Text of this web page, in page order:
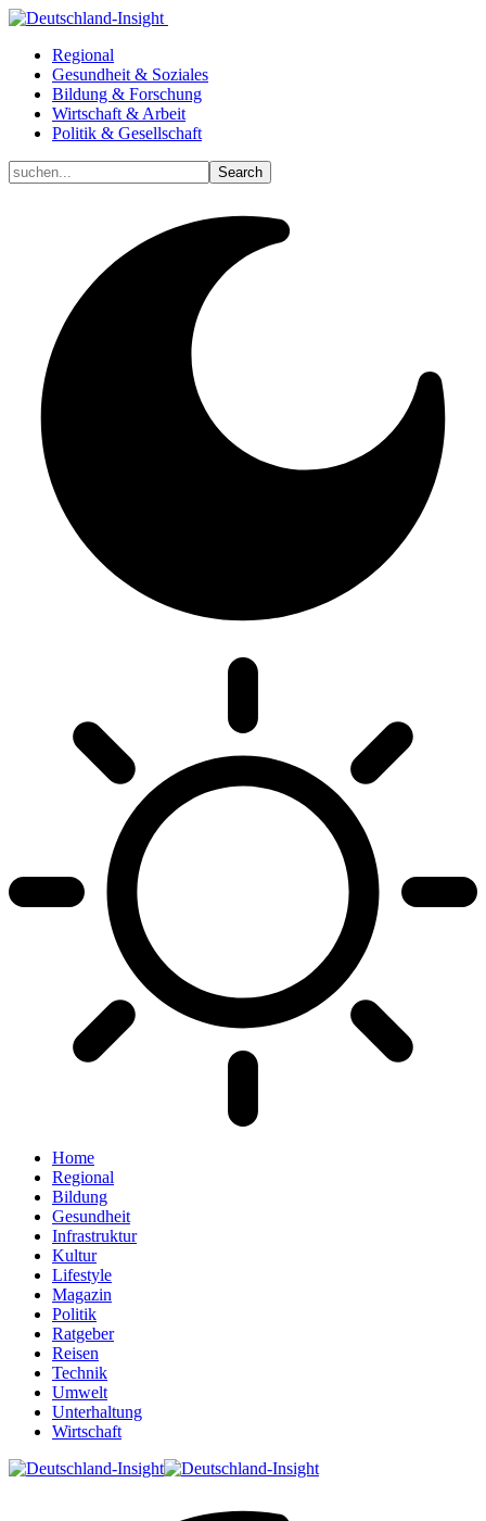
Regional
Gesundheit & Soziales
Bildung & Forschung
Wirtschaft & Arbeit
Politik & Gesellschaft
Home
Regional
Bildung
Gesundheit
Infrastruktur
Kultur
Lifestyle
Magazin
Politik
Ratgeber
Reisen
Technik
Umwelt
Unterhaltung
Wirtschaft